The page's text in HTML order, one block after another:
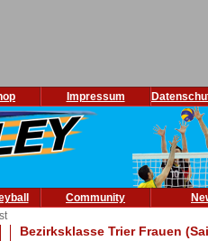
Impressum
Community
Bezirksklasse Trier Frauen